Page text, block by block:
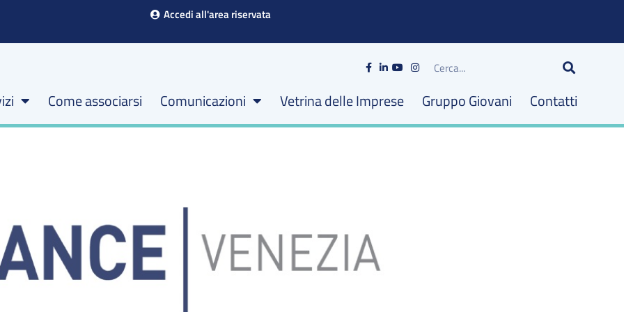
Accedi all'area riservata
Come associarsi Comunicazioni Vetrina delle Imprese Gruppo Giovani Contatti